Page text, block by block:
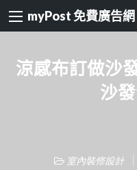
myPost 免費廣告網
涼感布訂做沙
沙
室內裝修設計